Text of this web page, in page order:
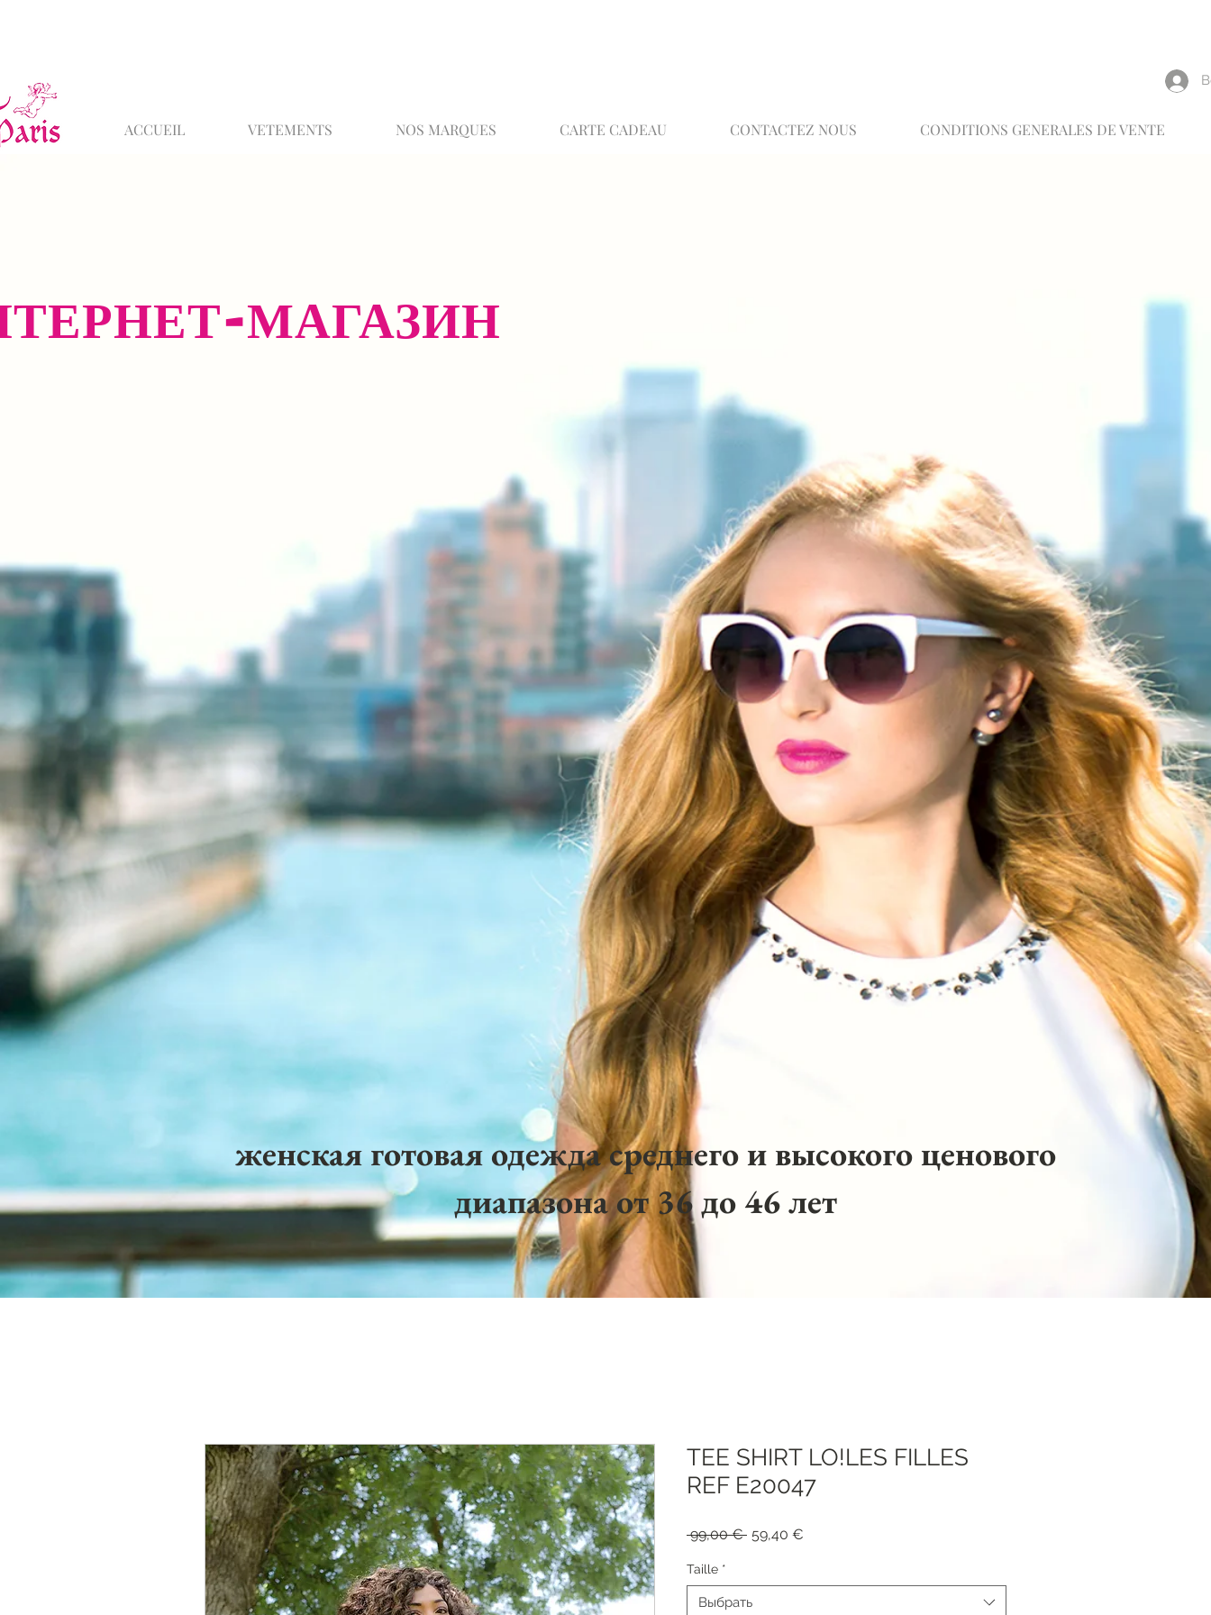
ACCUEIL VETEMENTS NOS MARQUES CARTE CADEAU CONTACTEZ NOUS CONDITIONS GENERALES DE VENTE
МАГАЗИН
женская готовая одежда среднего и высокого ценового
диапазона от 36 до 46 лет
TEE SHIRT LO!LES FILLES
REF E20047
99,00 € Обычная
59,40 €
Taille *
Выбрать